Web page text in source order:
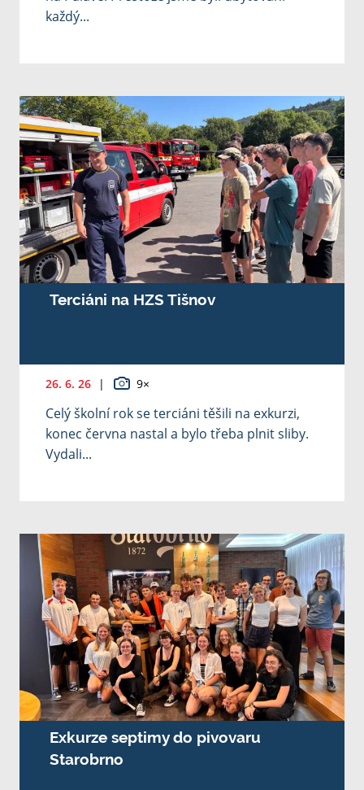
každý...
Terciáni na HZS Tišnov
26. 6. 26 | 9×
Celý školní rok se terciáni těšili na exkurzi,
konec června nastal a bylo třeba plnit sliby.
Vydali...
Exkurze septimy do pivovaru
Starobrno